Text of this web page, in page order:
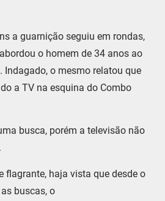
a guarnição seguiu em rondas,
o homem de 34 anos ao
Indagado, o mesmo relatou que
a TV na esquina do Combo
busca, porém a televisão não
flagrante, haja vista que desde o
buscas, o